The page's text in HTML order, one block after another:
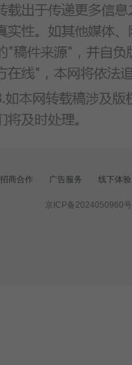
招商合作 广告服务 线下体
京ICP备2024050960